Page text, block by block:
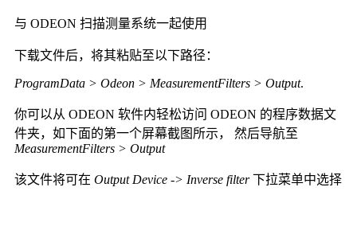
与 ODEON 扫描测量系统一起使用
下载文件后，将其粘贴至以下路径：
ProgramData > Odeon > MeasurementFilters > Output.
你可以从 ODEON 软件内轻松访问 ODEON 的程序数据文
件夹，如下面的第一个屏幕截图所示， 然后导航至
MeasurementFilters > Output
该文件将可在 Output Device -> Inverse filter下拉菜单中选择